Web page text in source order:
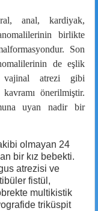
anal, kardiyak,
birlikte
Son
de eşlik
vajinal atrezi gibi
önerilmiştir.
uyan nadir bir
olmayan 24
bir kız bebekti.
atrezisi ve
fistül,
multikistik
triküspit